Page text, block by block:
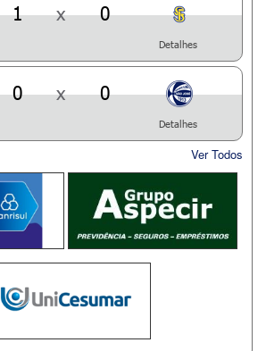
1 x 0
Detalhes
0 x 0
Detalhes
Ver Todos